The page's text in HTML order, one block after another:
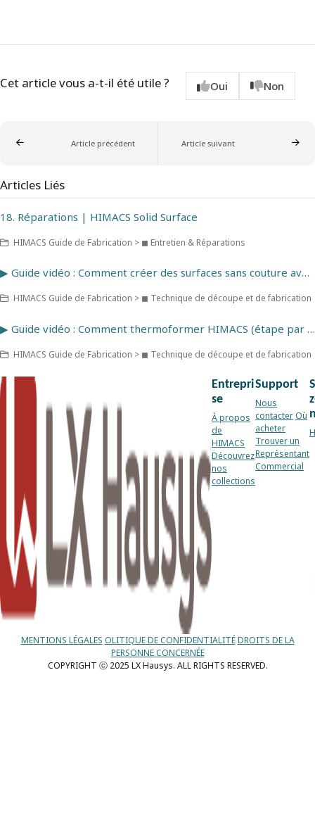
Cet article vous a-t-il été utile ? Oui Non
Article précédent Article suivant
Articles Liés
18. Réparations | HIMACS Solid Surface
HIMACS Guide de Fabrication > ◼ Entretien & Réparations
▶ Guide vidéo : Comment créer des surfaces sans couture avec HIMACS
HIMACS Guide de Fabrication > ◼ Technique de découpe et de fabrication
▶ Guide vidéo : Comment thermoformer HIMACS (étape par étape)
HIMACS Guide de Fabrication > ◼ Technique de découpe et de fabrication
Entrepri
se
À propos
de
HIMACS
Découvrez
nos
collections
Support
Nous
contacterOù
acheter
Trouver un
Représentant
Commercial
MENTIONS LÉGALES OLITIQUE DE CONFIDENTIALITÉ DROITS DE LA
PERSONNE CONCERNÉE
COPYRIGHT ⓒ 2025 LX Hausys. ALL RIGHTS RESERVED.